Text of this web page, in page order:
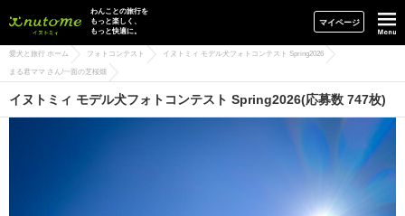
イヌトミィ
わんことの旅行を
もっと楽しく、
もっと快適に。
マイページ
愛犬と旅行 ホーム フォトコンテスト イヌトミィ モデル犬フォトコンテスト Spring2026
まる君ママ さん/一面の芝桜畑
イヌトミィ モデル犬フォトコンテスト Spring2026(応募数 747枚)